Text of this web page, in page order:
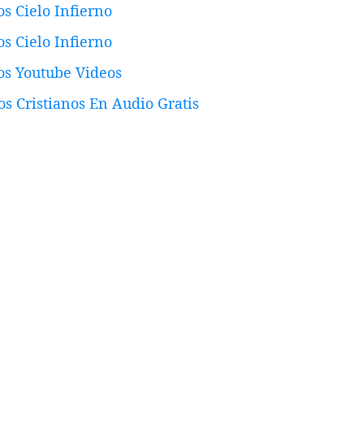
Cielo Infierno
Cielo Infierno
Youtube Videos
Cristianos En Audio Gratis